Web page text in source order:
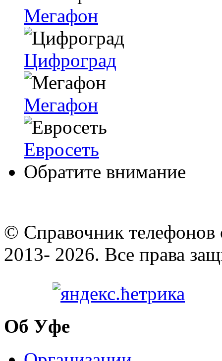
Мегафон
Цифроград
Мегафон
Евросеть
Обратите внимание
© Cправочник телефонов
2013- 2026. Все права
Об Уфе